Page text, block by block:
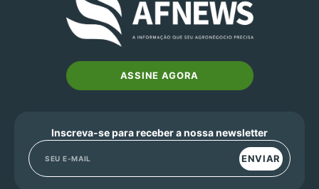
ASSINE AGORA
Inscreva-se para receber a nossa newsletter
ENVIAR